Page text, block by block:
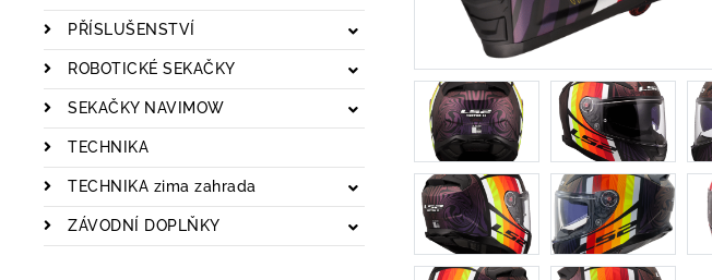
PŘÍSLUŠENSTVÍ
ROBOTICKÉ SEKAČKY
SEKAČKY NAVIMOW
TECHNIKA
TECHNIKA zima zahrada
ZÁVODNÍ DOPLŇKY